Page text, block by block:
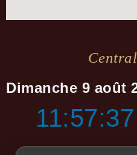
Dimanche 9 août
11:57:38